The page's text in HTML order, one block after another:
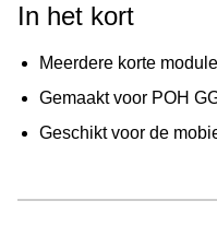
Omgaan met
Leren onderhandelen
In het kort
Meerdere korte
Gemaakt voor POH
Geschikt voor de